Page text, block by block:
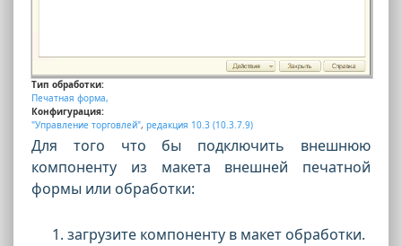
Тип обработки:
Печатная форма,
Конфигурация:
"Управление торговлей", редакция 10.3 (10.3.7.9)
Для того что бы подключить внешнюю
компоненту из макета внешней печатной
формы или обработки:
загрузите компоненту в макет обработки.